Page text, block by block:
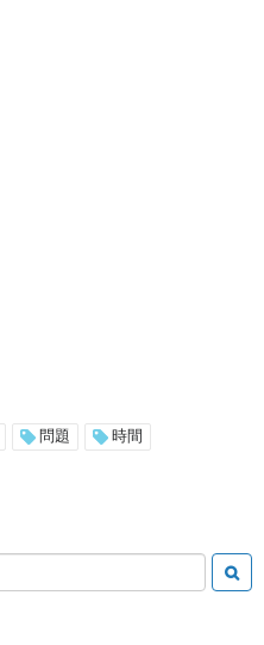
問題 時間